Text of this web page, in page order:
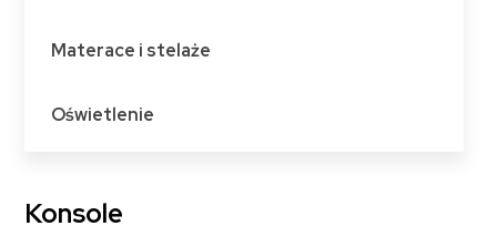
Materace i stelaże
Oświetlenie
Konsole